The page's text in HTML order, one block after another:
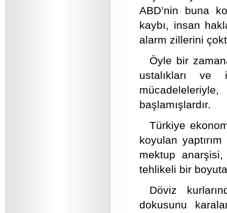
ABD’nin buna
kaybı, insan
alarm zillerini
Öyle bir
ustalıkları
başlamışlardır.
Türkiye
koyulan
mektup
tehlikeli bir boyuta
Döviz
dokusunu